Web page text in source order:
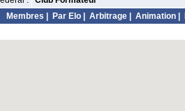
Membres
Par Elo Arbitrage Animation